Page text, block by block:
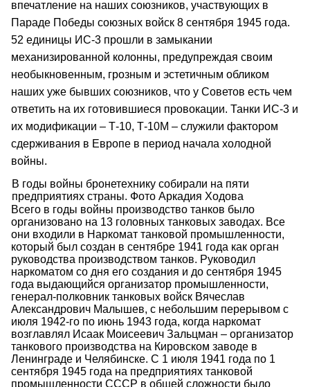
впечатление на наших союзников, участвующих в
Параде Победы союзных войск 8 сентября 1945 года.
52 единицы ИС-3 прошли в замыкании
механизированной колонны, предупреждая своим
необыкновенным, грозным и эстетичным обликом
наших уже бывших союзников, что у Советов есть чем
ответить на их готовившиеся провокации. Танки ИС-3 и
их модификации – Т-10, Т-10М – служили фактором
сдерживания в Европе в период начала холодной
войны.
В годы войны бронетехнику собирали на пяти
предприятиях страны. Фото Аркадия Ходова
Всего в годы войны производство танков было
организовано на 13 головных танковых заводах. Все
они входили в Наркомат танковой промышленности,
который был создан в сентябре 1941 года как орган
руководства производством танков. Руководил
наркоматом со дня его создания и до сентября 1945
года выдающийся организатор промышленности,
генерал-полковник танковых войск Вячеслав
Александрович Малышев, с небольшим перерывом с
июля 1942-го по июнь 1943 года, когда наркомат
возглавлял Исаак Моисеевич Зальцман – организатор
танкового производства на Кировском заводе в
Ленинграде и Челябинске. С 1 июля 1941 года по 1
сентября 1945 года на предприятиях танковой
промышленности СССР в общей сложности было